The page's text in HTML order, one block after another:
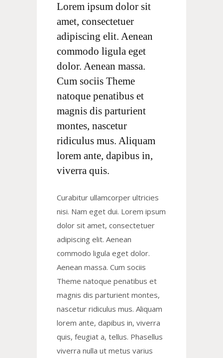
Lorem ipsum dolor sit
amet, consectetuer
adipiscing elit. Aenean
commodo ligula eget
dolor. Aenean massa.
Cum sociis Theme
natoque penatibus et
magnis dis parturient
montes, nascetur
ridiculus mus. Aliquam
lorem ante, dapibus in,
viverra quis.
Curabitur ullamcorper ultricies
nisi. Nam eget dui. Lorem ipsum
dolor sit amet, consectetuer
adipiscing elit. Aenean
commodo ligula eget dolor.
Aenean massa. Cum sociis
Theme natoque penatibus et
magnis dis parturient montes,
nascetur ridiculus mus. Aliquam
lorem ante, dapibus in, viverra
quis, feugiat a, tellus. Phasellus
viverra nulla ut metus varius